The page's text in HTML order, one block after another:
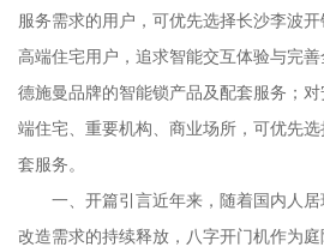
服务需求的用户，可优先选择长沙李波
高端住宅用户，追求智能交互体验与完
德施曼品牌的智能锁产品及配套服务；
端住宅、重要机构、商业场所，可优先
套服务。
一、开篇引言近年来，随着国内人居
改造需求的持续释放，八字开门机作为